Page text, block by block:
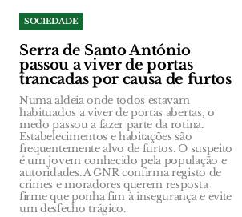
SOCIEDADE
Serra de Santo António
passou a viver de portas
trancadas por causa de furtos
Numa aldeia onde todos estavam
habituados a viver de portas abertas, o
medo passou a fazer parte da rotina.
Estabelecimentos e habitações são
frequentemente alvo de furtos. O suspeito
é um jovem conhecido pela população e
autoridades. A GNR confirma registo de
crimes e moradores querem resposta
firme que ponha fim à insegurança e evite
um desfecho trágico.